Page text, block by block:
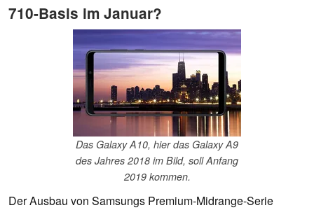
710-Basis im Januar?
Das Galaxy A10, hier das Galaxy A9
des Jahres 2018 im Bild, soll Anfang
2019 kommen.
Der Ausbau von Samsungs Premium-Midrange-Serie